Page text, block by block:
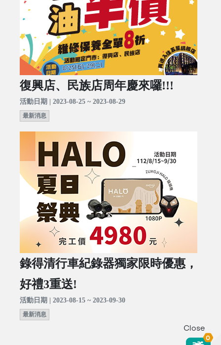
復興店、民族店周年慶來囉!!!
活動日期 | 2023-08-25 ~ 2023-08-29
最新消息
錄得清行車紀錄器獨家限時優惠，
好禮3重送!
活動日期 | 2023-08-15 ~ 2023-09-30
最新消息
Close
0